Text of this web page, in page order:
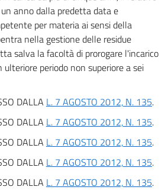
anno dalla predetta data e
per materia ai sensi della
nella gestione delle residue
salva la facoltà di prorogare l'incarico
ulteriore periodo non superiore a sei
DALLA L. 7 AGOSTO 2012, N. 135.
DALLA L. 7 AGOSTO 2012, N. 135.
DALLA L. 7 AGOSTO 2012, N. 135.
DALLA L. 7 AGOSTO 2012, N. 135.
DALLA L. 7 AGOSTO 2012, N. 135.